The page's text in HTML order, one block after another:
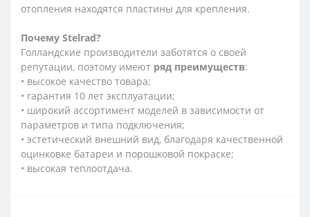
отопления находятся пластины для крепления.
Почему Stelrad?
Голландские производители заботятся о своей
репутации, поэтому имеют ряд преимуществ:
• высокое качество товара;
• гарантия 10 лет эксплуатации;
• широкий ассортимент моделей в зависимости от
параметров и типа подключения;
• эстетический внешний вид, благодаря качественной
оцинковке батареи и порошковой покраске;
• высокая теплоотдача.